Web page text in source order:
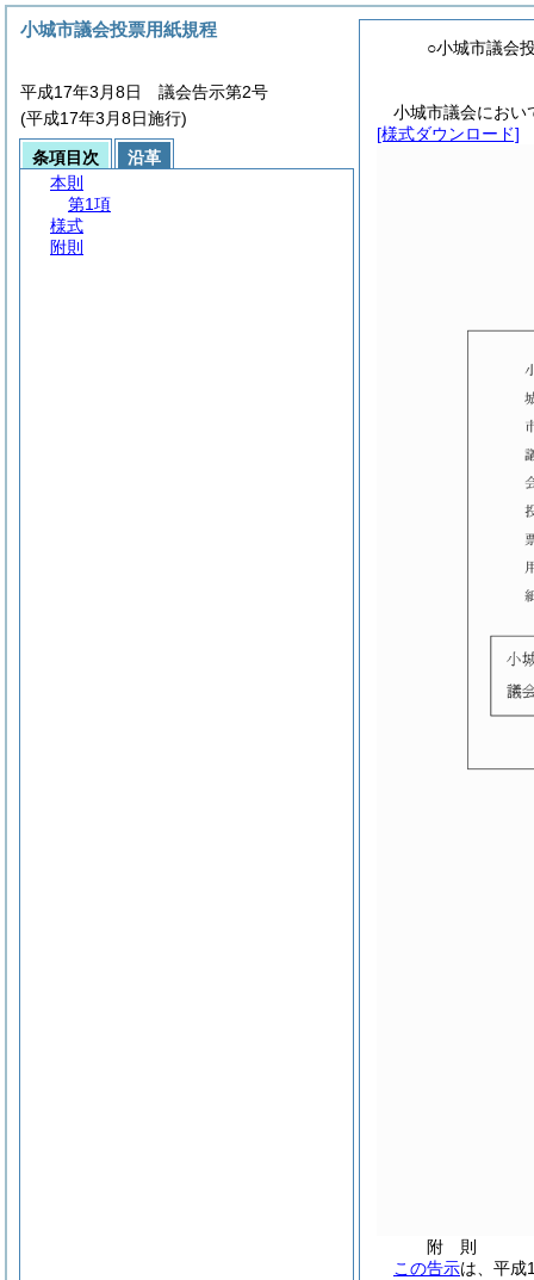
○小城市議会
小城市議会におい
[様式ダウンロード]
附 則
この告示は、平成
小城市議会投票用紙規程
平成17年3月8日 議会告示第2号
(平成17年3月8日施行)
条項目次
沿革
本則
第1項
様式
附則